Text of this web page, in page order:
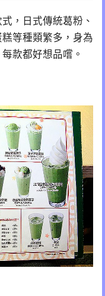
，日式傳統葛粉、
等種類繁多，身為
款都好想品嚐。